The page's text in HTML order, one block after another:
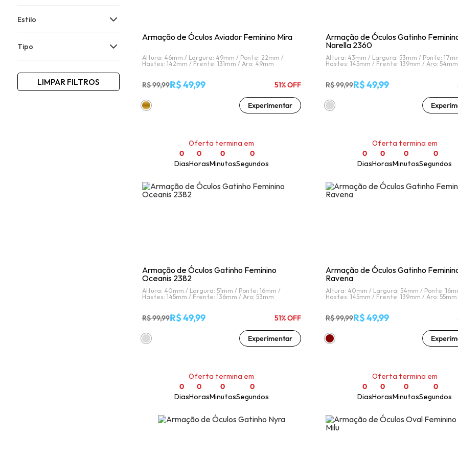
Estilo
Tipo
LIMPAR FILTROS
Armação de Óculos Aviador Feminino Mira
Altura: 46mm / Largura: 49mm / Ponte: 22mm /
Hastes: 142mm / Frente: 131mm / Aro: 49mm
R$ 99,99R$ 49,99 51% OFF
Experimentar
Armação de Óculos Gatinho
Narella 2360
Altura: 43mm / Largura: 53mm / Ponte:
Hastes: 145mm / Frente: 139mm / Aro: 54mm
R$ 99,99R$ 49,99
Oferta termina em
0
Dias
0
Horas
0
Minutos
0
Segundos
Armação de Óculos Gatinho Feminino
Oceanis 2382
Altura: 40mm / Largura: 51mm / Ponte: 16mm /
Hastes: 145mm / Frente: 136mm / Aro: 53mm
R$ 99,99R$ 49,99 51% OFF
Experimentar
Oferta termina em
0
Dias
0
Horas
0
Minutos
0
Segundos
Armação de Óculos Gatinho
Ravena
Altura: 40mm / Largura: 54mm / Ponte:
Hastes: 145mm / Frente: 139mm / Aro: 55mm
R$ 99,99R$ 49,99
Oferta termina em
0
Dias
0
Horas
0
Minutos
0
Segundos
Oferta termina em
0
Dias
0
Horas
0
Minutos
0
Segundos